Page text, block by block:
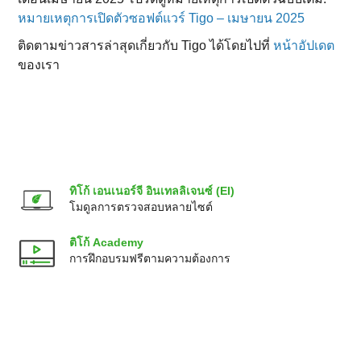
ทิโก้ เอนเนอร์จี อินเทลลิเจนซ์ (EI)
โมดูลการตรวจสอบหลายไซต์
ติโก้ Academy
การฝึกอบรมฟรีตามความต้องการ
หมายเหตุการเปิดตัวซอฟต์แวร์ Tigo – เมษายน 2025
ติดตามข่าวสารล่าสุดเกี่ยวกับ Tigo ได้โดยไปที่หน้าอัปเดต
ของเรา